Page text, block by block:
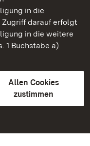
in die
Zugriff darauf erfolgt
in die weitere
1 Buchstabe a)
Allen Cookies
zustimmen
Württemberg